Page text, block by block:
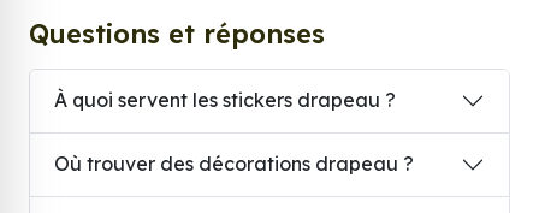
Questions et réponses
À quoi servent les stickers drapeau ?
Où trouver des décorations drapeau ?